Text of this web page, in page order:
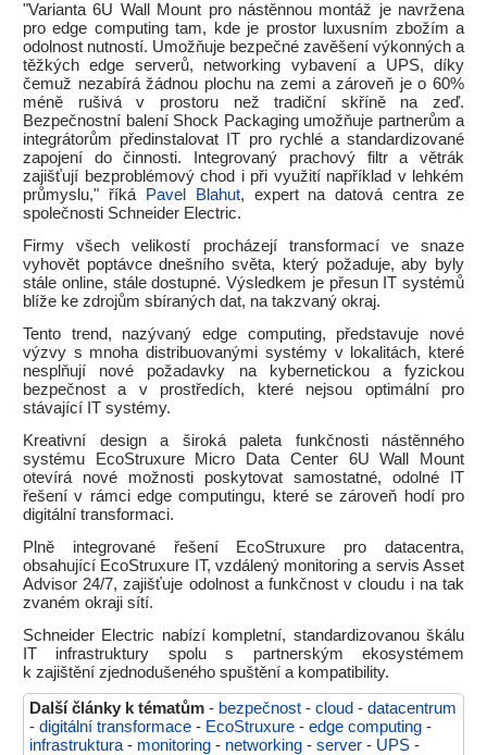
"Varianta 6U Wall Mount pro nástěnnou montáž je navržena
pro edge computing tam, kde je prostor luxusním zbožím a
odolnost nutností. Umožňuje bezpečné zavěšení výkonných a
těžkých edge serverů, networking vybavení a UPS, díky
čemuž nezabírá žádnou plochu na zemi a zároveň je o 60%
méně rušivá v prostoru než tradiční skříně na zeď.
Bezpečnostní balení Shock Packaging umožňuje partnerům a
integrátorům předinstalovat IT pro rychlé a standardizované
zapojení do činnosti. Integrovaný prachový filtr a větrák
zajišťují bezproblémový chod i při využití například v lehkém
průmyslu," říká
Pavel Blahut, expert na datová centra ze
společnosti Schneider Electric.
Firmy všech velikostí procházejí transformací ve snaze
vyhovět poptávce dnešního světa, který požaduje, aby byly
stále online, stále dostupné. Výsledkem je přesun IT systémů
blíže ke zdrojům sbíraných dat, na takzvaný okraj.
Tento trend, nazývaný edge computing, představuje nové
výzvy s mnoha distribuovanými systémy v lokalitách, které
nesplňují nové požadavky na kybernetickou a fyzickou
bezpečnost a v prostředích, které nejsou optimální pro
stávající IT systémy.
Kreativní design a široká paleta funkčnosti nástěnného
systému EcoStruxure Micro Data Center 6U Wall Mount
otevírá nové možnosti poskytovat samostatné, odolné IT
řešení v rámci edge computingu, které se zároveň hodí pro
digitální transformaci.
Plně integrované řešení EcoStruxure pro datacentra,
obsahující EcoStruxure IT, vzdálený monitoring a servis Asset
Advisor 24/7, zajišťuje odolnost a funkčnost v cloudu i na tak
zvaném okraji sítí.
Schneider Electric nabízí kompletní, standardizovanou škálu
IT infrastruktury spolu s partnerským ekosystémem
k zajištění zjednodušeného spuštění a kompatibility.
Další články k tématům - bezpečnost - cloud - datacentrum
- digitální transformace - EcoStruxure - edge computing -
infrastruktura - monitoring - networking - server - UPS -